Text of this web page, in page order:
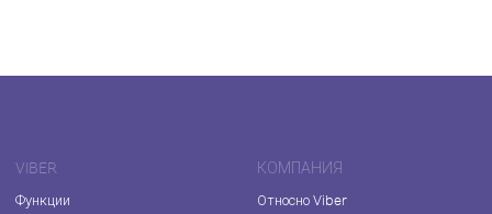
VIBER
Функции
КОМПАНИЯ
Относно Viber